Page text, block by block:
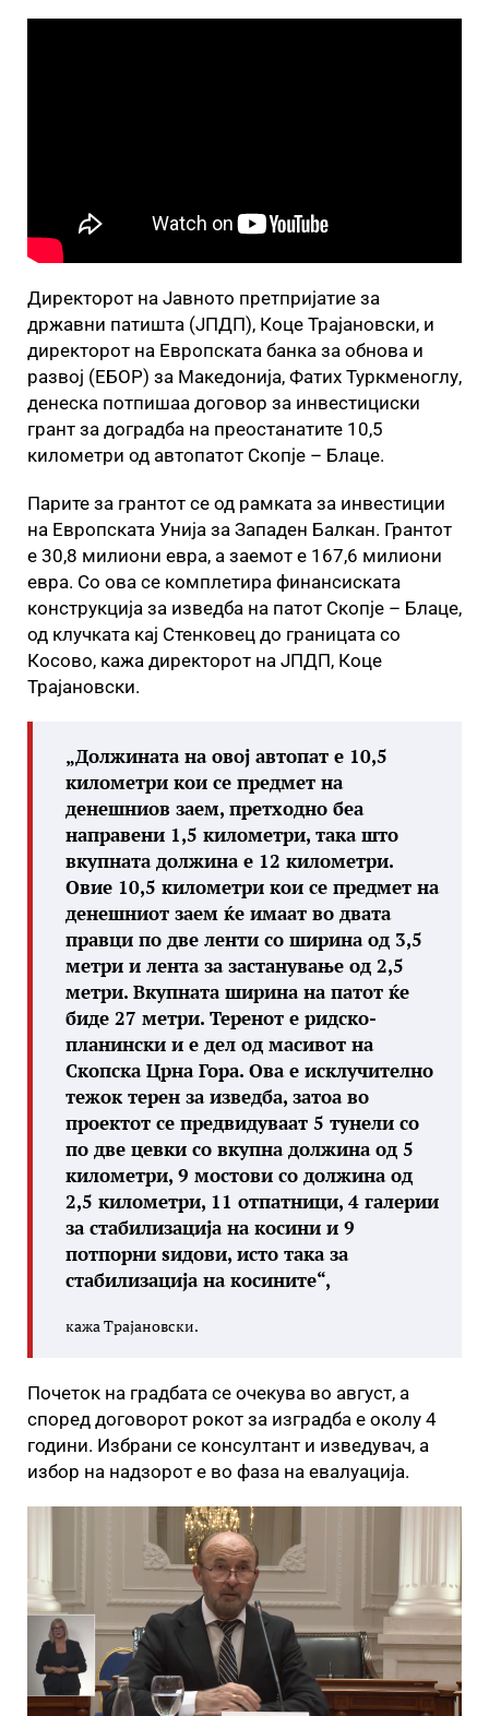
Директорот на Јавното претпријатие за
државни патишта (ЈПДП), Коце Трајановски, и
директорот на Европската банка за обнова и
развој (ЕБОР) за Македонија, Фатих Туркменоглу,
денеска потпишаа договор за инвестициски
грант за доградба на преостанатите 10,5
километри од автопатот Скопје – Блаце.
Парите за грантот се од рамката за инвестиции
на Европската Унија за Западен Балкан. Грантот
е 30,8 милиони евра, а заемот е 167,6 милиони
евра. Со ова се комплетира финансиската
конструкција за изведба на патот Скопје – Блаце,
од клучката кај Стенковец до границата со
Косово, кажа директорот на ЈПДП, Коце
Трајановски.
„Должината на овој автопат е 10,5
километри кои се предмет на
денешниов заем, претходно беа
направени 1,5 километри, така што
вкупната должина е 12 километри.
Овие 10,5 километри кои се предмет на
денешниот заем ќе имаат во двата
правци по две ленти со ширина од 3,5
метри и лента за застанување од 2,5
метри. Вкупната ширина на патот ќе
биде 27 метри. Теренот е ридско-
планински и е дел од масивот на
Скопска Црна Гора. Ова е исклучително
тежок терен за изведба, затоа во
проектот се предвидуваат 5 тунели со
по две цевки со вкупна должина од 5
километри, 9 мостови со должина од
2,5 километри, 11 отпатници, 4 галерии
за стабилизација на косини и 9
потпорни ѕидови, исто така за
стабилизација на косините“,
кажа Трајановски.
Почеток на градбата се очекува во август, а
според договорот рокот за изградба е околу 4
години. Избрани се консултант и изведувач, а
избор на надзорот е во фаза на евалуација.